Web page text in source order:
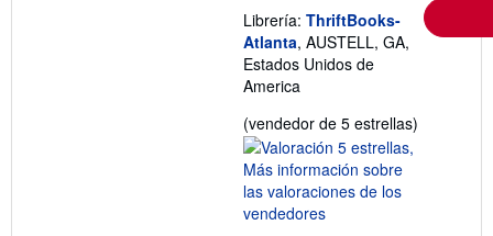
Librería: ThriftBooks-
Atlanta, AUSTELL, GA,
Estados Unidos de
America
(vendedor de 5 estrellas)